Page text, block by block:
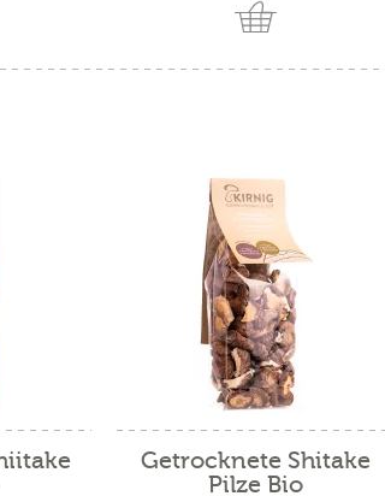
Getrocknete Shitake
Pilze Bio